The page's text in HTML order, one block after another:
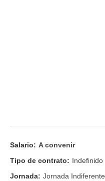
Salario: A convenir
Tipo de contrato: Indefinido
Jornada: Jornada Indiferente